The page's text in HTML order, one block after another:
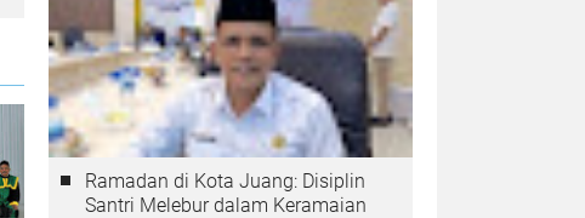
Ramadan di Kota Juang: Disiplin
Santri Melebur dalam Keramaian